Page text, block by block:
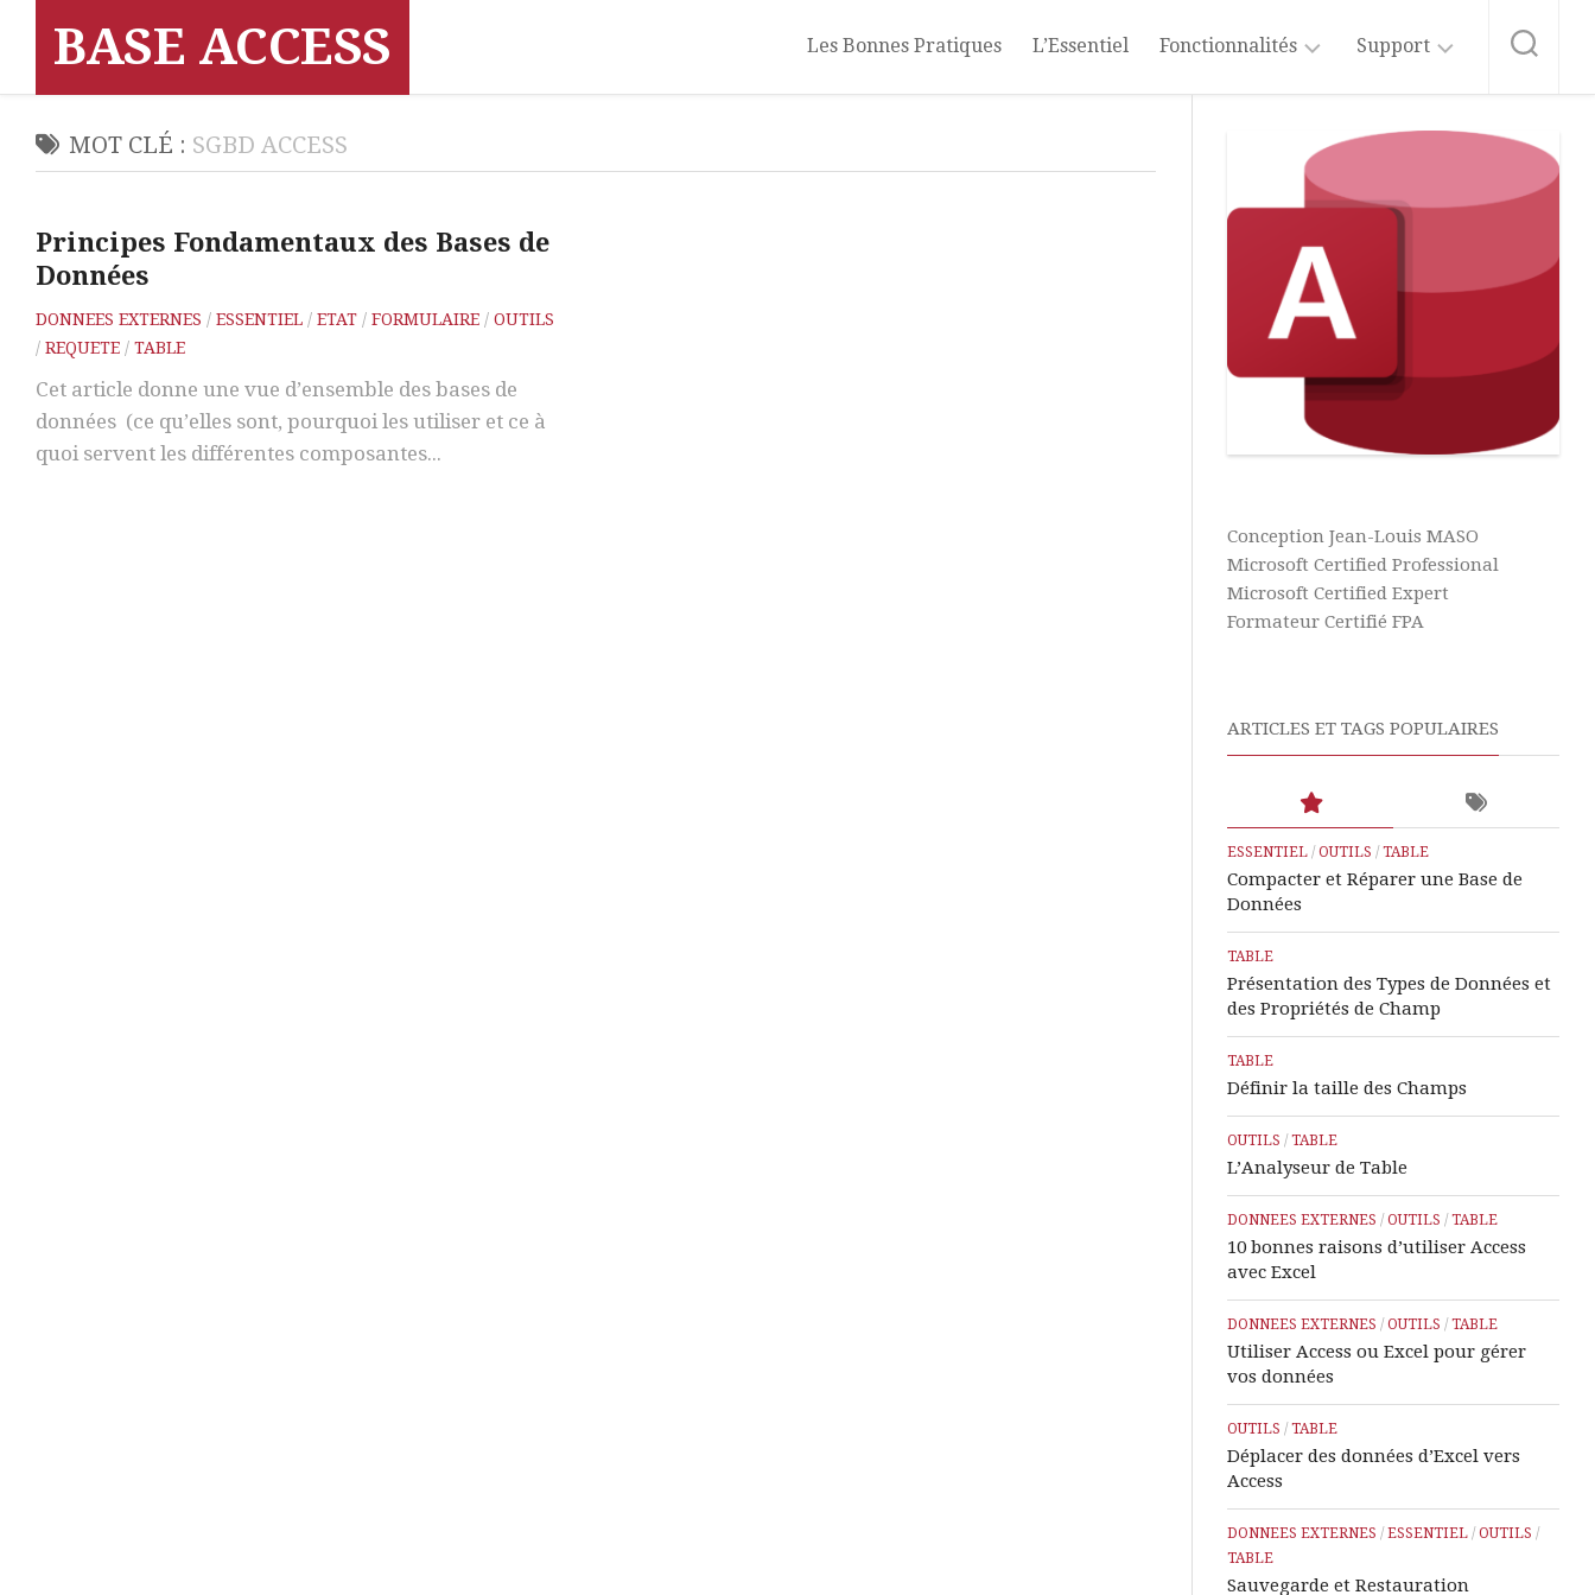
contentBASE ACCESS Les Bonnes Pratiques L’Essentiel Fonctionnalités
Formulaires
Formules
Support
Abonnement
Source
Vidéos
Microsoft
Aide
&
Excel
Word
PowerPoint
Microsoft
à
Distance
MOT CLÉ : SGBD ACCESS
Principes Fondamentaux des Bases de
Données
DONNEES EXTERNES / ESSENTIEL / ETAT / FORMULAIRE / OUTILS
/ REQUETE / TABLE
Cet article donne une vue d’ensemble des bases de
données (ce qu’elles sont, pourquoi les utiliser et ce à
quoi servent les différentes composantes...
Conception Jean-Louis MASO
Microsoft Certified Professional
Microsoft Certified Expert
Formateur Certifié FPA
ARTICLES ET TAGS POPULAIRES
ESSENTIEL / OUTILS / TABLE
Compacter et Réparer une Base de
Données
TABLE
Présentation des Types de Données et
des Propriétés de Champ
TABLE
Définir la taille des Champs
OUTILS / TABLE
L’Analyseur de Table
DONNEES EXTERNES / OUTILS / TABLE
10 bonnes raisons d’utiliser Access
avec Excel
DONNEES EXTERNES / OUTILS / TABLE
Utiliser Access ou Excel pour gérer
vos données
OUTILS / TABLE
Déplacer des données d’Excel vers
Access
DONNEES EXTERNES / ESSENTIEL / OUTILS /
TABLE
Sauvegarde et Restauration